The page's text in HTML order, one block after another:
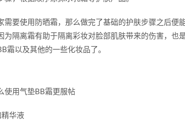
需要使用防晒霜，那么做完了基础的护肤步骤之后便
为隔离霜有助于隔离彩妆对脸部肌肤带来的伤害，也
霜以及其他的一些化妆品了。
使用气垫BB霜更服帖
华液